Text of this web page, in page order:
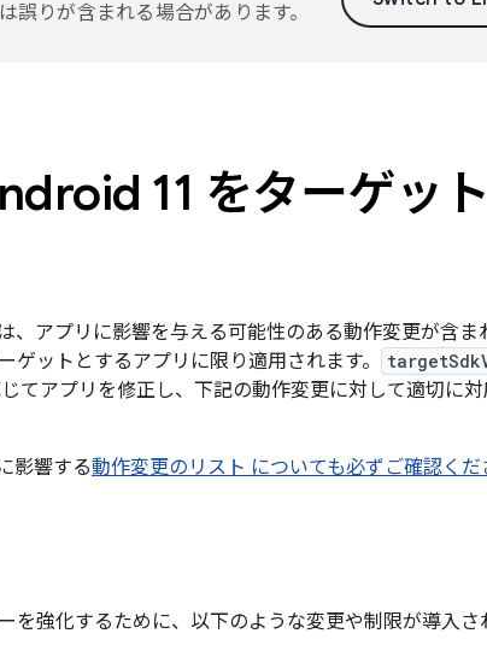
誤りが含まれる場合があります。
11 をターゲッ
、アプリに影響を与える可能性のある動作変更が含ま
ットとするアプリに限り適用されます。
てアプリを修正し、下記の動作変更に対して適切に
影響する動作変更のリスト についても必ずご確認くだ
を強化するために、以下のような変更や制限が導入さ